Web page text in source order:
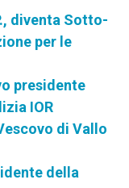
diventa Sotto-
per le
presidente
IOR
di Vallo
della